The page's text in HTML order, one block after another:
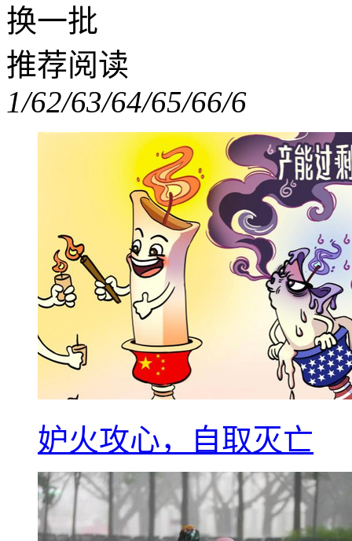
换一批
推荐阅读
1/62/63/64/65/66/6
妒火攻心，自取灭亡